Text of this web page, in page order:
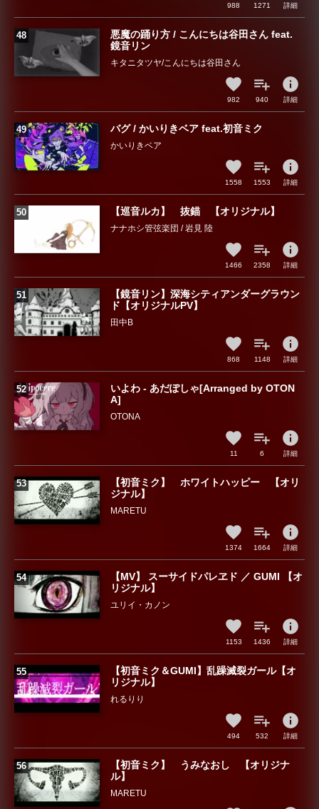
988 1271 詳細
悪魔の踊り方 / こんにちは谷田さん feat.
鏡音リン
キタニタツヤ/こんにちは谷田さん
982 940
info
詳細
バグ / かいりきベア feat.初音ミク
かいりきベア
1558 1553
info
詳細
【巡音ルカ】 抜錨 【オリジナル】
ナナホシ管弦楽団 / 岩見 陸
1466 2358
info
詳細
【鏡音リン】深海シティアンダーグラウン
ド【オリジナルPV】
田中B
868 1148
info
詳細
いよわ - あだぽしゃ[Arranged by OTON
A]
OTONA
11 6
info
詳細
【初音ミク】 ホワイトハッピー 【オリ
ジナル】
MARETU
1374 1664
info
詳細
【MV】 スーサイドパレヱド ／ GUMI 【オ
リジナル】
ユリイ・カノン
1153 1436
info
詳細
【初音ミク＆GUMI】乱躁滅裂ガール【オ
リジナル】
れるりり
494 532
info
詳細
【初音ミク】 うみなおし 【オリジナ
ル】
MARETU